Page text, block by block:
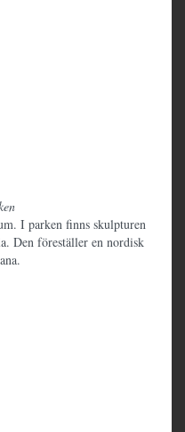
I parken finns skulpturen
Den föreställer en nordisk